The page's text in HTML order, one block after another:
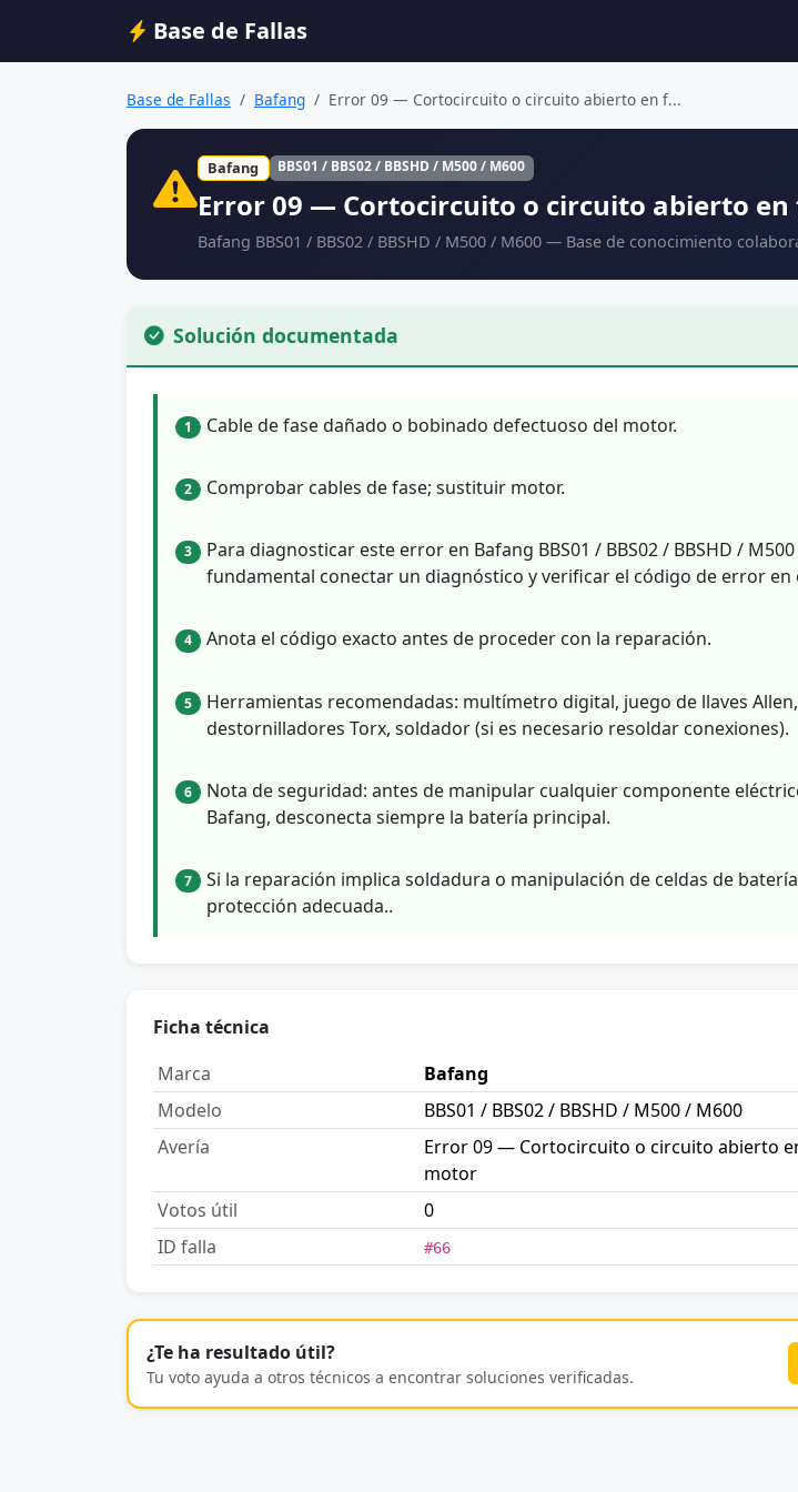
Base de Fallas
Base de Fallas Bafang Error 09 — Cortocircuito o circuito abierto en f...
Bafang BBS01 / BBS02 / BBSHD / M500 / M600
Error 09 — Cortocircuito o circuito abierto en
Bafang BBS01 / BBS02 / BBSHD / M500 / M600 — Base de conocimiento
Solución documentada
1 Cable de fase dañado o bobinado defectuoso del motor.
2 Comprobar cables de fase; sustituir motor.
3
Para diagnosticar este error en Bafang BBS01 / BBS02 / BBSHD /
fundamental conectar un diagnóstico y verificar el código de error en
4 Anota el código exacto antes de proceder con la reparación.
5
Herramientas recomendadas: multímetro digital, juego de llaves Allen,
destornilladores Torx, soldador (si es necesario resoldar conexiones).
6
Nota de seguridad: antes de manipular cualquier componente
Bafang, desconecta siempre la batería principal.
7
Si la reparación implica soldadura o manipulación de celdas de
protección adecuada..
Ficha técnica
Marca
Bafang
Modelo
BBS01 / BBS02 / BBSHD / M500 / M600
Avería
Error 09 — Cortocircuito o circuito abierto
motor
Votos útil
0
ID falla
#66
¿Te ha resultado útil?
Tu voto ayuda a otros técnicos a encontrar soluciones verificadas.